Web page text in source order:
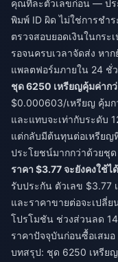
คุณทีละตัวเลขก่อน — ปร
พิมพ์ ID ผิด ไม่ใช่การชำ
ตรวจสอบยอดเงินในกระ
รอจนครบเวลาจัดส่ง หา
แพลตฟอร์มภายใน 24 ชั่ว
ชุด 6250 เหรียญคุ้มค่ากว่
$0.000603/เหรียญ คุ้ม
และแทบจะเท่ากับระดับ
แต่กลับมีต้นทุนต่อเหรียญ
ประโยชน์มากกว่าด้วยชุ
ราคา $3.77 จะยังคงใช้
รับประกัน ตัวเลข $3.77
และราคาขายต่อจะเปลี่
โปรโมชัน ช่วงส่วนลด
ราคาปัจจุบันก่อนซื้อเสมอ
บทสรุป: ชุด 6250 เหรียญ